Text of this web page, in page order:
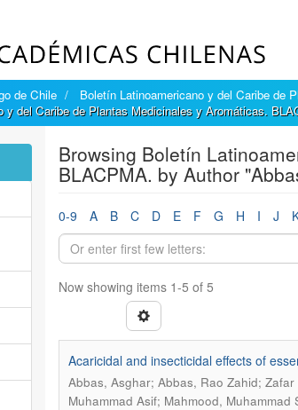
de Chile
Boletín Latinoamericano y del Caribe de
y del Caribe de Plantas Medicinales y Aromáticas.
Browsing Boletín
BLACPMA. by Author
0-9 A B C D E F G H I J
Now showing items 1-5 of 5
Acaricidal and insecticidal effects of
Abbas, Asghar; Abbas, Rao Zahid;
Muhammad Asif; Mahmood,